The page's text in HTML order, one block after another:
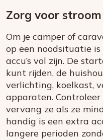
Zorg voor
Om je camper of
op een noodsituatie
accu’s vol zijn. De
kunt rijden, de
verlichting, koelkast,
apparaten.
vervang ze als ze
handig is een extra
langere perioden